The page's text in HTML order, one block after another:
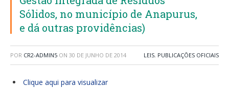
Sólidos, no município de Anapurus,
e dá outras providências)
POR CR2-ADMIN5 ON 30 DE JUNHO DE 2014 LEIS, PUBLICAÇÕES OFICIAIS
Clique aqui para visualizar